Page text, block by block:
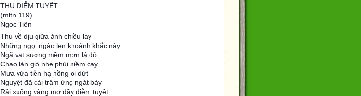
THU DIỄM TUYỆT
(mltn-119)
Ngoc Tiên
Thu về dịu giữa ánh chiều lay
Những ngọt ngào len khoảnh khắc này
Ngã vạt sương mềm mơn lá đỏ
Chao làn gió nhẹ phủi niềm cay
Mưa vừa tiễn hạ nồng oi dứt
Nguyệt đã cài trâm ửng ngát bày
Rải xuống vàng mơ đầy diễm tuyệt